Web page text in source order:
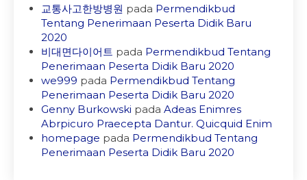
교통사고한방병원 pada Permendikbud
Tentang Penerimaan Peserta Didik Baru
2020
비대면다이어트 pada Permendikbud Tentang
Penerimaan Peserta Didik Baru 2020
we999 pada Permendikbud Tentang
Penerimaan Peserta Didik Baru 2020
Genny Burkowski pada Adeas Enimres
Abrpicuro Praecepta Dantur. Quicquid Enim
homepage pada Permendikbud Tentang
Penerimaan Peserta Didik Baru 2020